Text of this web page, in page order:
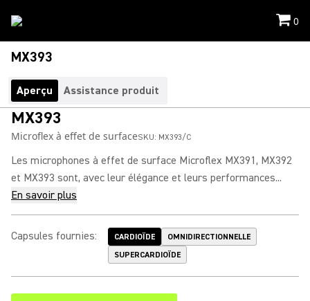
0
MX393
Aperçu Assistance produit
MX393
Microflex à effet de surfaceSKU: MX393/C
Les microphones à effet de surface Microflex MX391, MX392
et MX393 sont, avec leur élégance et leurs performances...
En savoir plus
Capsules fournies: CARDIOÏDE
OMNIDIRECTIONNELLE
SUPERCARDIOÏDE